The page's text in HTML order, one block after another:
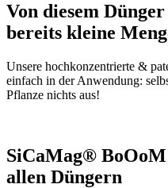
Von diesem
bereits kleine
Unsere hochkonzentrierte &
einfach in der Anwendung:
Pflanze nichts aus!
SiCaMag®
allen Düngern